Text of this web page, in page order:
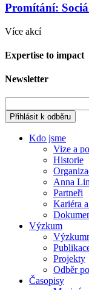
Promítání:
Více akcí
Expertise to impact
Newsletter
Přihlásit k odběru
Kdo jsme
Vize a
Historie
Anna
Partneři
Kariéra
Výzkum
Projekty
Odběr
Časopisy